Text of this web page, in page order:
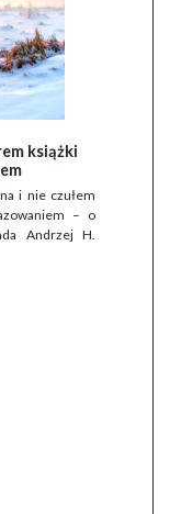
książki
i nie czułem
– o
Andrzej H.